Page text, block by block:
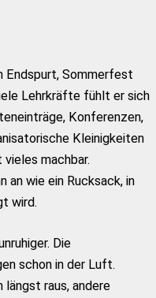
Endspurt, Sommerfest
Lehrkräfte fühlt er sich
Konferenzen,
Kleinigkeiten
machbar.
an wie ein Rucksack, in
wird.
Die
schon in der Luft.
längst raus, andere